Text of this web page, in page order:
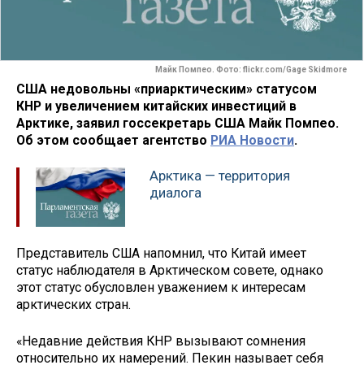
Майк Помпео. Фото: flickr.com/Gage Skidmore
США недовольны «приарктическим» статусом
КНР и увеличением китайских инвестиций в
Арктике, заявил госсекретарь США Майк Помпео.
Об этом сообщает агентство РИА Новости.
Арктика — территория
диалога
Представитель США напомнил, что Китай имеет
статус наблюдателя в Арктическом совете, однако
этот статус обусловлен уважением к интересам
арктических стран.
«Недавние действия КНР вызывают сомнения
относительно их намерений. Пекин называет себя